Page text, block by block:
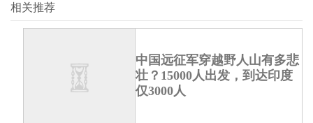
相关推荐
中国远征军穿越野人山有多悲
壮？15000人出发，到达印度
仅3000人